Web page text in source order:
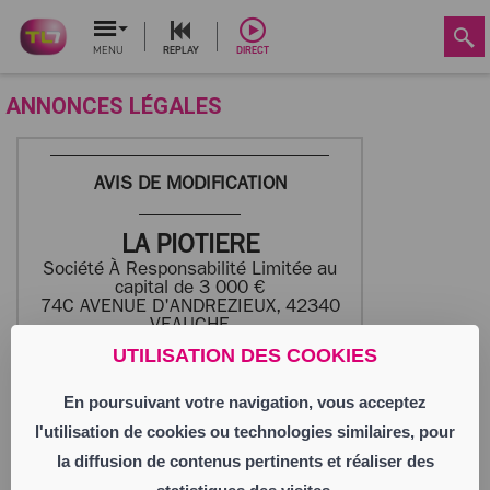
UTILISATION DES COOKIES
En poursuivant votre navigation, vous acceptez
l'utilisation de cookies ou technologies similaires, pour
la diffusion de contenus pertinents et réaliser des
MENU REPLAY DIRECT
ANNONCES LÉGALES
AVIS DE MODIFICATION
LA PIOTIERE
Société À Responsabilité Limitée au
capital de 3 000 €
74C AVENUE D'ANDREZIEUX, 42340
VEAUCHE
509 457 685 RCS SAINT-ETIENNE
Aux termes de l’Assemblée Générale
Ordinaire du 3 juillet 2026, Monsieur Noël
PETRONE, demeurant à Saint-Georges-de-
Reneins (69830), rue du Château, a été